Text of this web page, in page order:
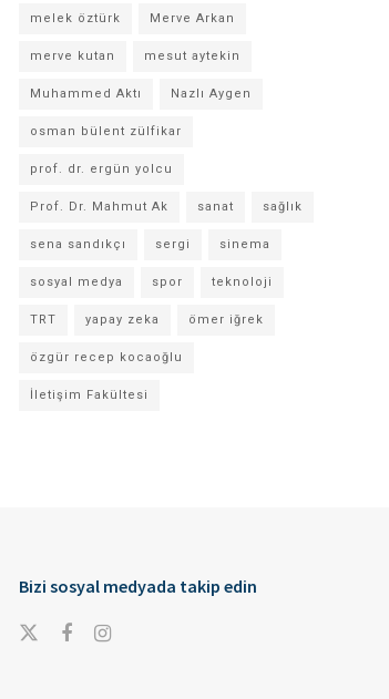
melek öztürk Merve Arkan
merve kutan mesut aytekin
Muhammed Aktı Nazlı Aygen
osman bülent zülfikar
prof. dr. ergün yolcu
Prof. Dr. Mahmut Ak sanat sağlık
sena sandıkçı sergi sinema
sosyal medya spor teknoloji
TRT yapay zeka ömer iğrek
özgür recep kocaoğlu
İletişim Fakültesi
Bizi sosyal medyada takip edin